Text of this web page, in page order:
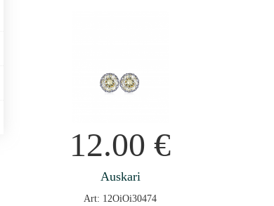
12.00€
Auskari
Art: 12OiOi30474